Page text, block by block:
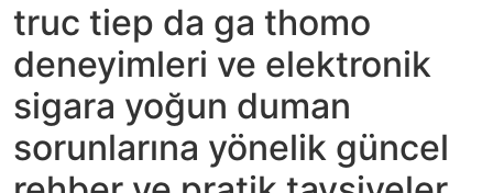
truc tiep da ga thomo
deneyimleri ve elektronik
sigara yoğun duman
sorunlarına yönelik güncel